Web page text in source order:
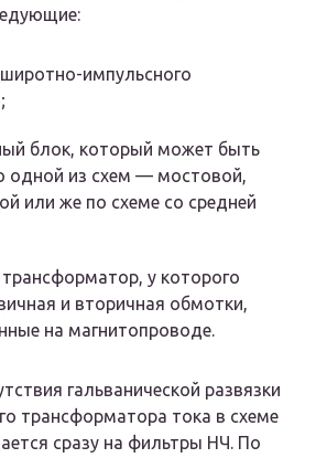
импульсного
блок, который может быть
одной из схем — мостовой,
или же по схеме со средней
у которого
и вторичная обмотки,
на магнитопроводе.
гальванической развязки
трансформатора тока в схеме
сразу на фильтры НЧ. По